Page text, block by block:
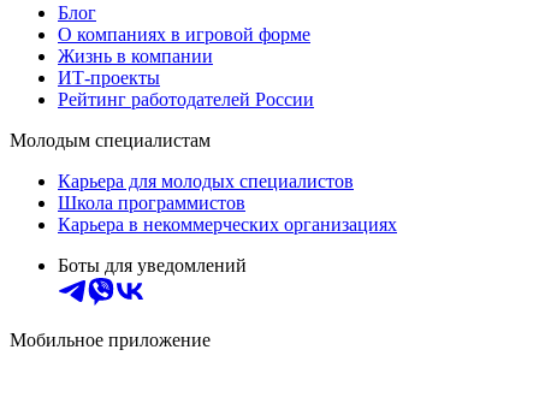
Блог
О компаниях в игровой форме
Жизнь в компании
ИТ-проекты
Рейтинг работодателей России
Молодым специалистам
Карьера для молодых специалистов
Школа программистов
Карьера в некоммерческих организациях
Боты для уведомлений
Мобильное приложение